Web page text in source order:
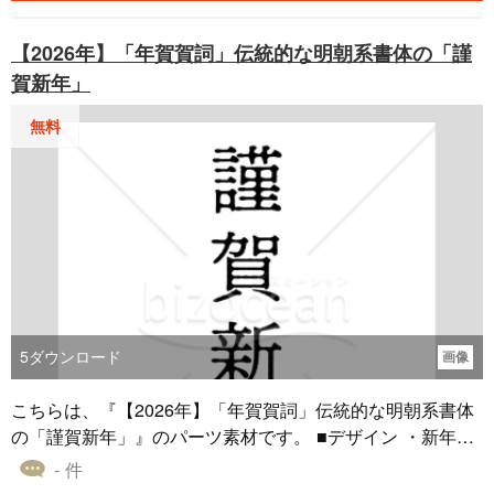
新年の挨拶に最適な画題です。 ・筆の勢いを活かした、力
や尻尾が、馬の躍動感を見事に表現しています。背景の木
目と丸い太陽が、和の雰囲気を高めています。 ・伝統的で
格調高い和風デザインは、年賀状の主役として強い印象を
与えます。目上の方からご友人まで、送る相手を選ばない
汎用性の高いイラストです。 ■色 ・絵馬の木目を表現した
ベージュを基調に、馬の白と黒が配置されています。手綱
や房飾りの「赤」、鞍の「緑」が、鮮やかな差し色として
効いています。 ・赤は「お祝い」や「魔除け」を、緑は
「不老長寿（常緑）」を連想させます。馬の「白」は神聖
さを表し、伝統的で非常におめでたい配色となっていま
す。 ・馬の背後にある大きな黄色い円（太陽）が、新年の
幕開けを象徴するように全体を明るく照らしています。
赤、緑、黄といった多色を使いながらも、上品にまとまっ
ています。 『【2026年】「イラスト」疾走する馬を描いた
縁起物の絵馬』のダウンロードは無料です。Wordで作成し
たオリジナルの年賀状に、貼り付けてご利用ください。
【2026年】「年賀賀詞」伝統的な明朝系書体の「謹
賀新年」
無料
5ダウンロード 画像
こちらは、『【2026年】「年賀賀詞」伝統的な明朝系書体
の「謹賀新年」』のパーツ素材です。 ■デザイン ・新年の
挨拶「謹賀新年」を縦に配置した、最も伝統的で格式の高
- 件